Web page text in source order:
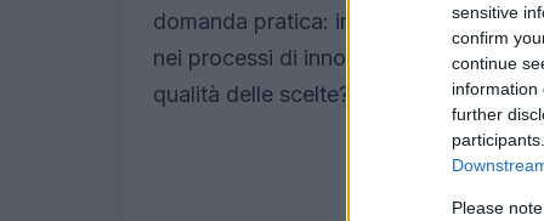
sensitive
confirm
continue
information
further
Please
domanda pratica: in quali ambiti l’
nei processi di innovazione, e come
qualità delle scelte?